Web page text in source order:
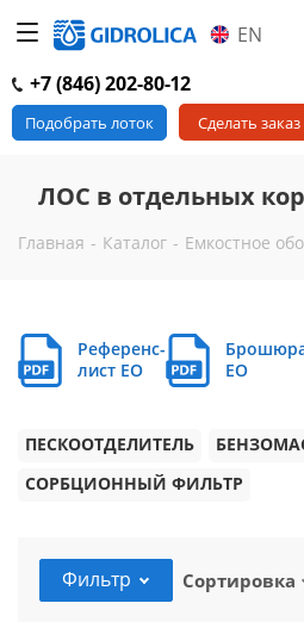
EN
+7 (846) 202-80-12
Подобрать лоток Сделать заказ
ЛОС в отдельных
Главная - Каталог - Емкостное
Референс-
лист EO
EO
ПЕСКООТДЕЛИТЕЛЬ
СОРБЦИОННЫЙ ФИЛЬТР
Фильтр Сортировка